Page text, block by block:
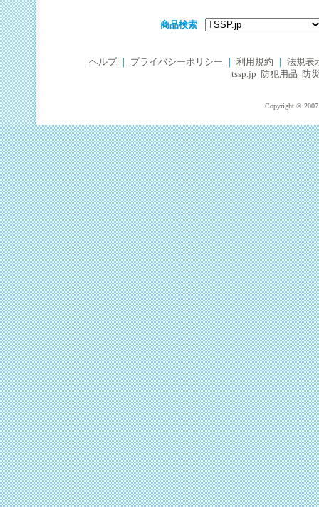
商品検索
ヘルプ プライバシーポリシー 利用規約
法規表
tssp.jp
防犯用品 防
Copyright © 2007